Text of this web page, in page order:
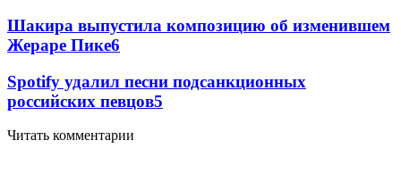
Шакира выпустила композицию об изменившем
Жераре Пике6
Spotify удалил песни подсанкционных
российских певцов5
Читать комментарии